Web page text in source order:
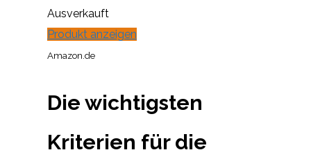
Ausverkauft
Produkt anzeigen
Amazon.de
Die wichtigsten
Kriterien für die